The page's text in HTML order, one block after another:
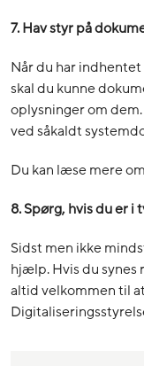
7. Hav styr på
Når du har
skal du kunne
oplysninger om
ved såkaldt
Du kan læse mere
8. Spørg, hvis du er i
Sidst men ikke
hjælp. Hvis du synes
altid velkommen til